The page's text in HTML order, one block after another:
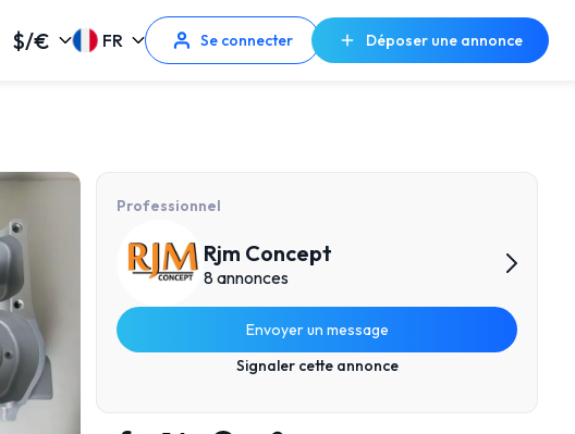
$/€ FR Se connecter Déposer une annonce
Professionnel
Rjm Concept
8 annonces
Envoyer un message
Signaler cette annonce